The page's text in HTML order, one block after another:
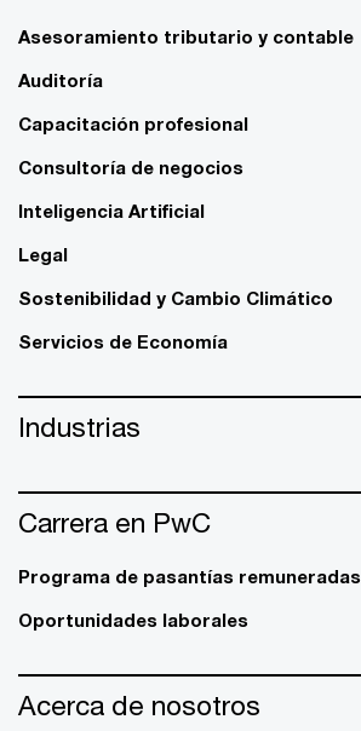
Asesoramiento tributario y contable
Auditoría
Capacitación profesional
Consultoría de negocios
Inteligencia Artificial
Legal
Sostenibilidad y Cambio Climático
Servicios de Economía
Industrias
Carrera en PwC
Programa de pasantías remuneradas
Oportunidades laborales
Acerca de nosotros